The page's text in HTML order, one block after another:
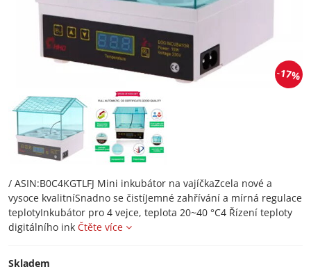
17%
/ ASIN:B0C4KGTLFJ Mini inkubátor na vajíčkaZcela nové a
vysoce kvalitníSnadno se čistíJemné zahřívání a mírná regulace
teplotyInkubátor pro 4 vejce, teplota 20~40 °C4 Řízení teploty
digitálního ink Čtěte více
Skladem